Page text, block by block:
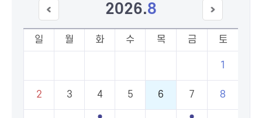
2026.8
일 월 화 수 목 금 토
1
2 3 4 5 6 7 8